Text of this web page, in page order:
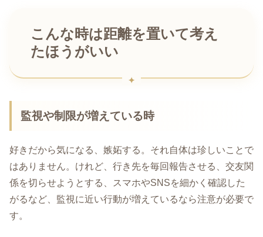
こんな時は距離を置いて考え
たほうがいい
監視や制限が増えている時
好きだから気になる、嫉妬する。それ自体は珍しいことで
はありません。けれど、行き先を毎回報告させる、交友関
係を切らせようとする、スマホやSNSを細かく確認した
がるなど、監視に近い行動が増えているなら注意が必要で
す。